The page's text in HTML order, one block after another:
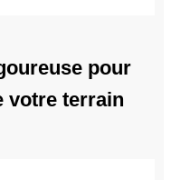
pour
votre terrain